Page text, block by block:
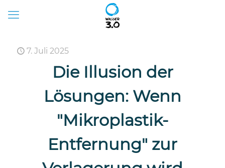
7. Juli 2025
Die Illusion der
Lösungen: Wenn
"Mikroplastik-
Entfernung" zur